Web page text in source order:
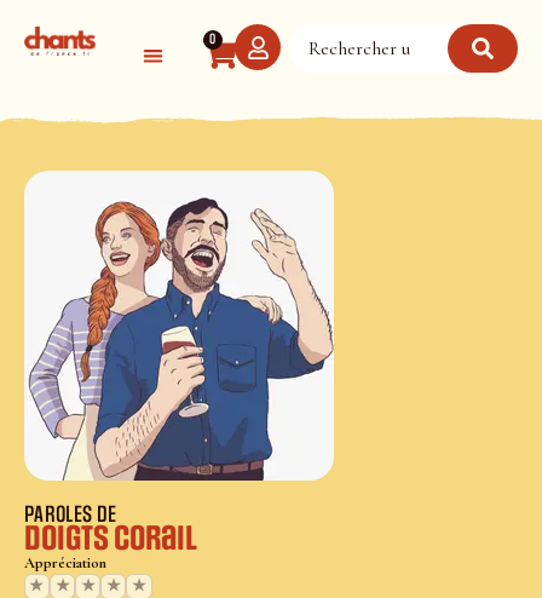
0
PAROLES DE
Doigts corail
Appréciation
★
★ ★ ★ ★